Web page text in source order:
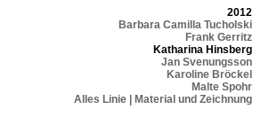
2012
Barbara Camilla Tucholski
Frank Gerritz
Katharina Hinsberg
Jan Svenungsson
Karoline Bröckel
Malte Spohr
Alles Linie | Material und Zeichnung